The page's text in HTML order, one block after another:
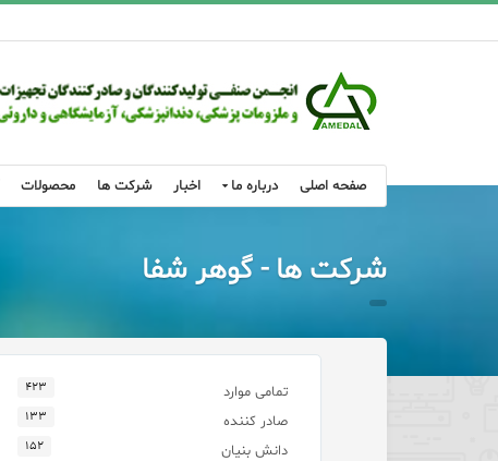
صفحه اصلی درباره ما اخبار شرکت ها محصولات
شرکت ها - گوهر شفا
تمامی موارد ۴۲۳
صادر کننده ۱۳۳
دانش بنیان ۱۵۲